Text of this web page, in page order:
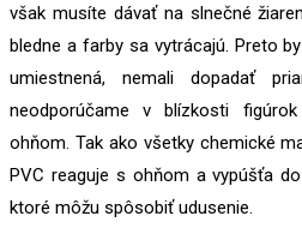
však musíte dávať na slnečné
bledne a farby sa vytrácajú. Preto
umiestnená, nemali dopadať
neodporúčame v blízkosti
ohňom. Tak ako všetky chemické
PVC reaguje s ohňom a vypúšťa
ktoré môžu spôsobiť udusenie.